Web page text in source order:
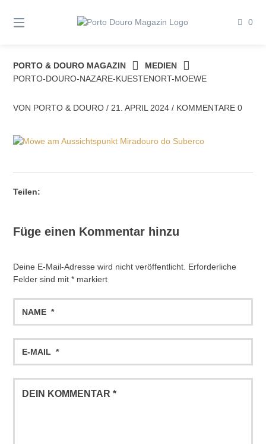
zum
Inhalt
0
PORTO & DOURO MAGAZIN
MEDIEN
PORTO-DOURO-NAZARE-KUESTENORT-MOEWE
VON PORTO & DOURO / 21. APRIL 2024 / KOMMENTARE 0
Teilen:
Füge einen Kommentar hinzu
Deine E-Mail-Adresse wird nicht veröffentlicht. Erforderliche
Felder sind mit* markiert